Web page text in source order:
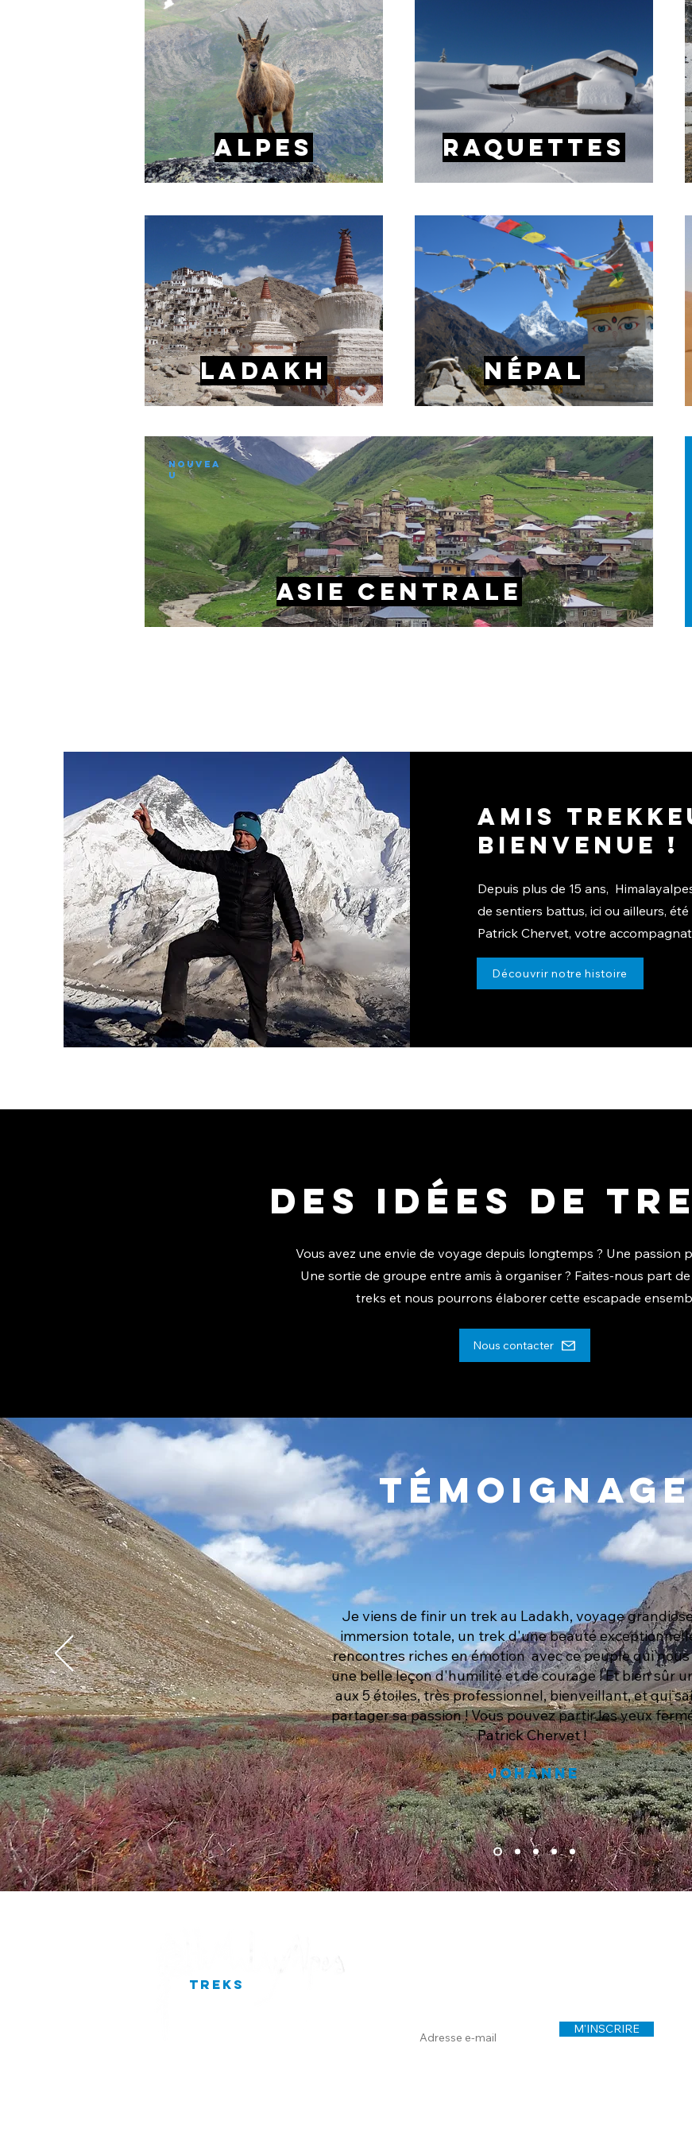
ALPES raquettes
Ladakh népal
Asie centrale
NOUVEA
U
Amis
bienvenue !
Depuis plus de 15 ans,
de sentiers battus, ici ou ailleurs,
Patrick Chervet, votre
Découvrir notre histoire
des idées de
Vous avez une envie de voyage depuis longtemps ? Une passion
Une sortie de groupe entre amis à organiser ? Faites-nous part
treks et nous pourrons élaborer cette escapade
Nous contacter
Je viens de finir un trek au Ladakh, voyage
immersion totale, un trek d'une beauté
rencontres riches en émotion avec ce peuple qui
une belle leçon d'humilité et de courage ! Et bien sûr
aux 5 étoiles, très professionnel, bienveillant, et qui
partager sa passion ! Vous pouvez partir les yeux
Patrick Chervet !
Johanne
TREKS
M'INSCRIRE